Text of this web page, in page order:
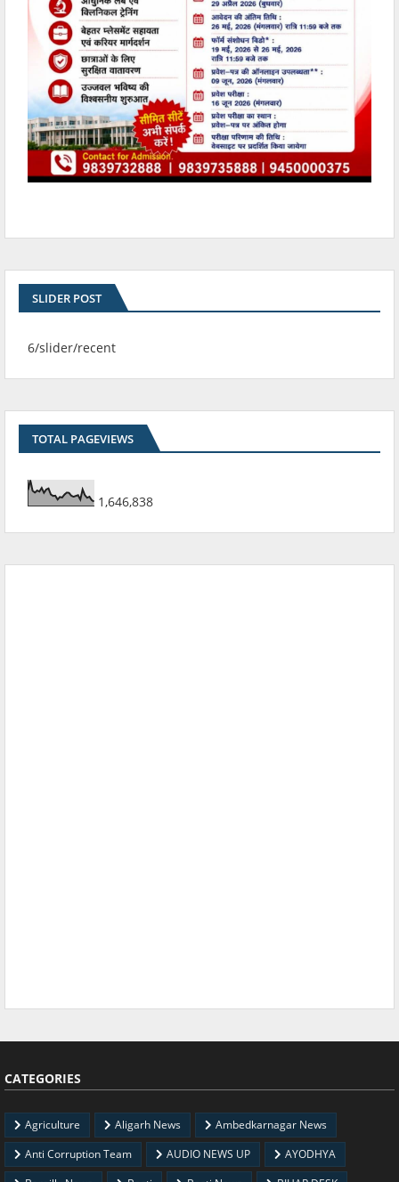
SLIDER POST
6/slider/recent
TOTAL PAGEVIEWS
1,646,838
CATEGORIES
Agriculture Aligarh News
Ambedkarnagar News
Anti Corruption Team
AUDIO NEWS UP
AYODHYA